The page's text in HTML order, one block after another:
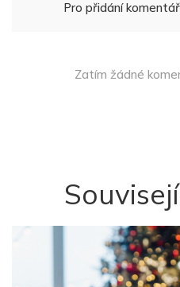
Pro přidání
Zatím žádné